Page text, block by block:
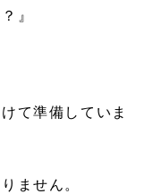
』
て準備していま
ません。